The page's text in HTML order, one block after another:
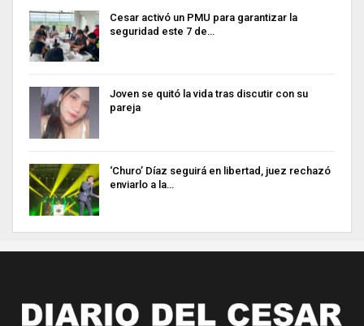
Cesar activó un PMU para garantizar la
seguridad este 7 de…
Joven se quitó la vida tras discutir con su
pareja
‘Churo’ Díaz seguirá en libertad, juez rechazó
enviarlo a la…